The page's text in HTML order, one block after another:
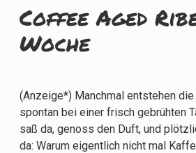
Coffee Aged
Woche
(Anzeige*) Manchmal entstehen
spontan bei einer frisch gebrühten
saß da, genoss den Duft, und
da: Warum eigentlich nicht mal